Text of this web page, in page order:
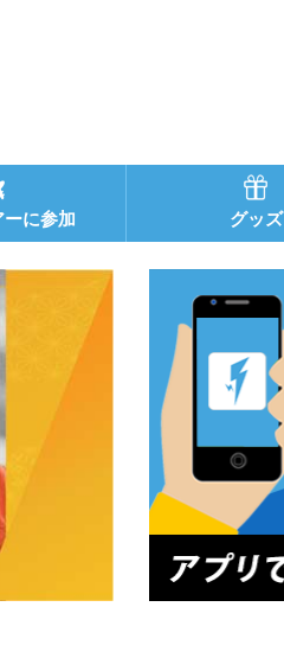
に参加 グッズ